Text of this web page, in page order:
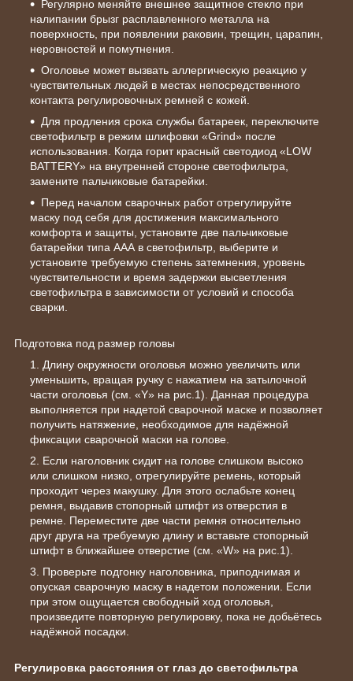
Регулярно меняйте внешнее защитное стекло при
налипании брызг расплавленного металла на
поверхность, при появлении раковин, трещин, царапин,
неровностей и помутнения.
Оголовье может вызвать аллергическую реакцию у
чувствительных людей в местах непосредственного
контакта регулировочных ремней с кожей.
Для продления срока службы батареек, переключите
светофильтр в режим шлифовки «Grind» после
использования. Когда горит красный светодиод «LOW
BATTERY» на внутренней стороне светофильтра,
замените пальчиковые батарейки.
Перед началом сварочных работ отрегулируйте
маску под себя для достижения максимального
комфорта и защиты, установите две пальчиковые
батарейки типа ААА в светофильтр, выберите и
установите требуемую степень затемнения, уровень
чувствительности и время задержки высветления
светофильтра в зависимости от условий и способа
сварки.
Подготовка под размер головы
Длину окружности оголовья можно увеличить или
уменьшить, вращая ручку с нажатием на затылочной
части оголовья (см. «Y» на рис.1). Данная процедура
выполняется при надетой сварочной маске и позволяет
получить натяжение, необходимое для надёжной
фиксации сварочной маски на голове.
Если наголовник сидит на голове слишком высоко
или слишком низко, отрегулируйте ремень, который
проходит через макушку. Для этого ослабьте конец
ремня, выдавив стопорный штифт из отверстия в
ремне. Переместите две части ремня относительно
друг друга на требуемую длину и вставьте стопорный
штифт в ближайшее отверстие (см. «W» на рис.1).
Проверьте подгонку наголовника, приподнимая и
опуская сварочную маску в надетом положении. Если
при этом ощущается свободный ход оголовья,
произведите повторную регулировку, пока не добьётесь
надёжной посадки.
Регулировка расстояния от глаз до светофильтра